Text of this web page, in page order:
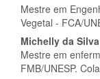
Mestre em
Vegetal - FCA/
Michelly da
Mestre em
FMB/UNESP.